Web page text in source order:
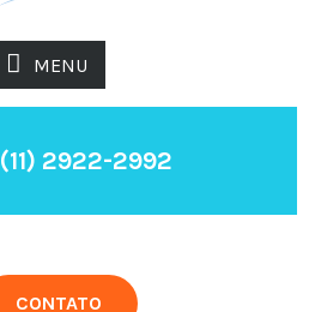
MENU
(11) 2922-2992
CONTATO